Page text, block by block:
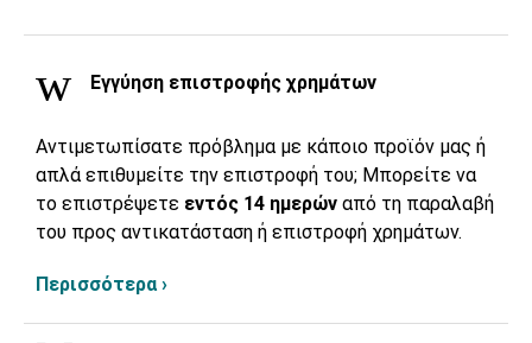
Εγγύηση επιστροφής χρημάτων
Αντιμετωπίσατε πρόβλημα με κάποιο προϊόν μας ή
απλά επιθυμείτε την επιστροφή του; Μπορείτε να
το επιστρέψετε εντός 14 ημερών από τη παραλαβή
του προς αντικατάσταση ή επιστροφή χρημάτων.
Περισσότερα ›